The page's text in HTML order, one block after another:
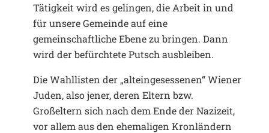
Tätigkeit wird es gelingen, die Arbeit in und
für unsere Gemeinde auf eine
gemeinschaftliche Ebene zu bringen. Dann
wird der befürchtete Putsch ausbleiben.
Die Wahllisten der „alteingesessenen“ Wiener
Juden, also jener, deren Eltern bzw.
Großeltern sich nach dem Ende der Nazizeit,
vor allem aus den ehemaligen Kronländern